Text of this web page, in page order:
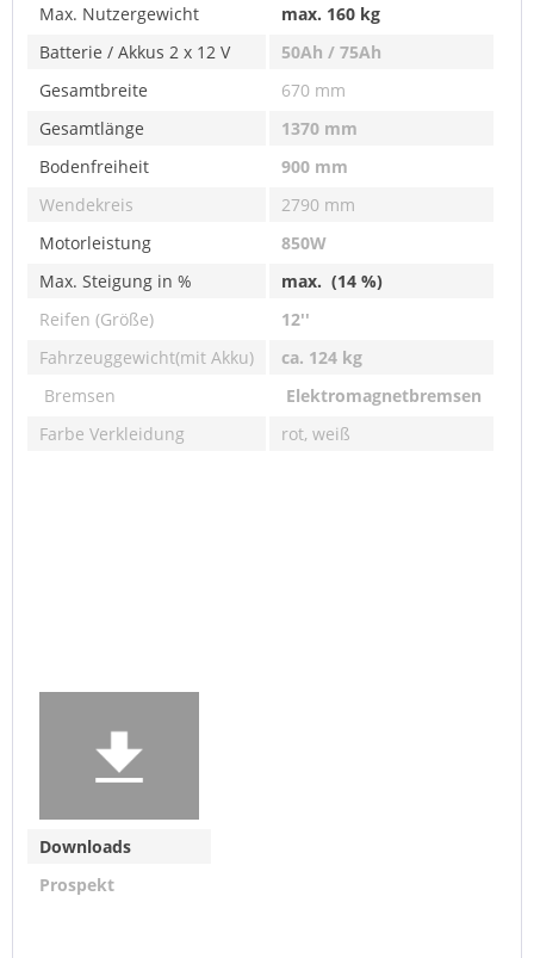
Max. Nutzergewicht
max. 160 kg
Batterie / Akkus 2 x 12 V
50Ah / 75Ah
Gesamtbreite
670 mm
Gesamtlänge
1370 mm
Bodenfreiheit
900 mm
Wendekreis
2790 mm
Motorleistung
850W
Max. Steigung in %
max. (14 %)
Reifen (Größe)
12''
Fahrzeuggewicht(mit Akku)
ca. 124 kg
Bremsen
Elektromagnetbremsen
Farbe Verkleidung
rot, weiß
Downloads
Prospekt